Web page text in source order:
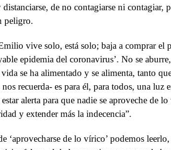
distanciarse, de no contagiarse ni
peligro.
vive solo, está solo; baja a comprar el
epidemia del coronavirus’. No se
se ha alimentado y se alimenta, tanto
recuerda- es para él, para todos, una
estar alerta para que nadie se aproveche de
y extender más la indecencia”.
‘aprovecharse de lo vírico’ podemos